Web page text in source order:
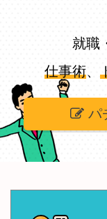
就職
仕事術、
パ